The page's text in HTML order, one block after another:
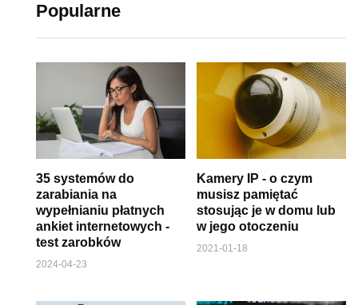
Popularne
35 systemów do
zarabiania na
wypełnianiu płatnych
ankiet internetowych -
test zarobków
2024-04-23
Kamery IP - o czym
musisz pamiętać
stosując je w domu lub
w jego otoczeniu
2021-01-18